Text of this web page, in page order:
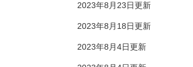
2023年8月23日更新
2023年8月18日更新
2023年8月4日更新